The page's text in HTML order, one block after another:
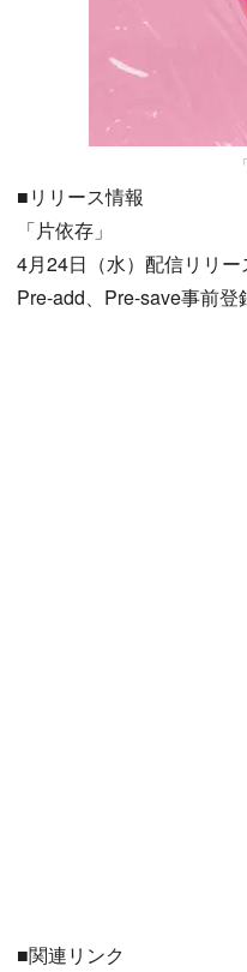
■リリース情報
「片依存」
4月24日（水）配信リリー
Pre-add、Pre-save事前登
■関連リンク